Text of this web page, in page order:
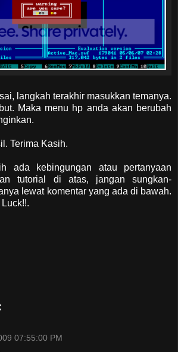
langkah terakhir masukkan temanya.
Maka menu hp anda akan berubah
Terima Kasih.
ada kebingungan atau pertanyaan
tutorial di atas, jangan sungkan-
lewat komentar yang ada di bawah.
07:55:00 PM